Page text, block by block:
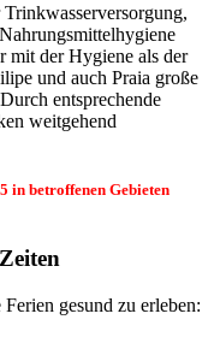
Trinkwasserversorgung,
mit der Hygiene als der
und auch Praia große
entsprechende
weitgehend
in betroffenen Gebieten
gesund zu erleben: